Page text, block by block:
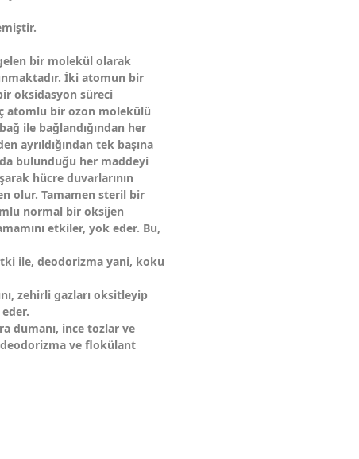
bir molekül olarak
İki atomun bir
oksidasyon süreci
atomlu bir ozon molekülü
ile bağlandığından her
ayrıldığından tek başına
bulunduğu her maddeyi
hücre duvarlarının
olur. Tamamen steril bir
normal bir oksijen
etkiler, yok eder. Bu,
ile, deodorizma yani, koku
zehirli gazları oksitleyip
dumanı, ince tozlar ve
ve flokülant